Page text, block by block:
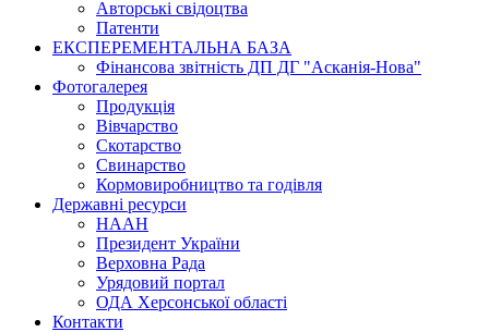
Авторські свідоцтва
Патенти
ЕКСПЕРЕМЕНТАЛЬНА БАЗА
Фінансова звітність ДП ДГ "Асканія-Нова"
Фотогалерея
Продукція
Вівчарство
Скотарство
Свинарство
Кормовиробництво та годівля
Державні ресурси
НААН
Президент України
Верховна Рада
Урядовий портал
ОДА Херсонської області
Контакти